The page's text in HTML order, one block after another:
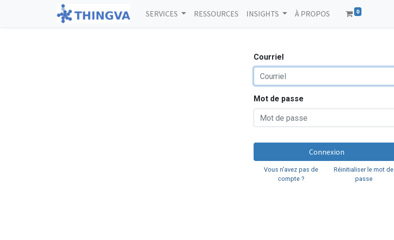
SERVICES RESSOURCES INSIGHTS À PROPOS 0
Courriel
Mot de passe
Connexion
Vous n'avez pas de
compte ?
Réinitialiser le mot de
passe